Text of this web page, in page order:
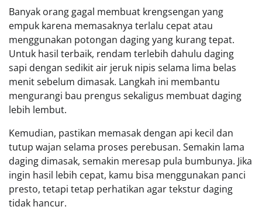
Banyak orang gagal membuat krengsengan yang
empuk karena memasaknya terlalu cepat atau
menggunakan potongan daging yang kurang tepat.
Untuk hasil terbaik, rendam terlebih dahulu daging
sapi dengan sedikit air jeruk nipis selama lima belas
menit sebelum dimasak. Langkah ini membantu
mengurangi bau prengus sekaligus membuat daging
lebih lembut.
Kemudian, pastikan memasak dengan api kecil dan
tutup wajan selama proses perebusan. Semakin lama
daging dimasak, semakin meresap pula bumbunya. Jika
ingin hasil lebih cepat, kamu bisa menggunakan panci
presto, tetapi tetap perhatikan agar tekstur daging
tidak hancur.